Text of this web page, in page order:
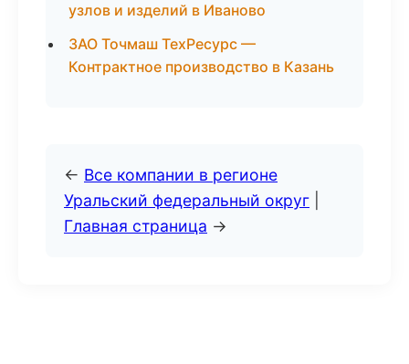
узлов и изделий в Иваново
ЗАО Точмаш ТехРесурс —
Контрактное производство в Казань
← Все компании в регионе
Уральский федеральный округ
Главная страница →